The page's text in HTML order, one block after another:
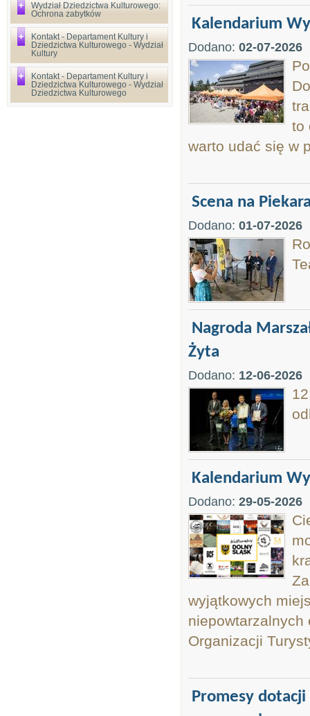
Wydział Dziedzictwa Kulturowego:
Ochrona zabytków
Kontakt - Departament Kultury i
Dziedzictwa Kulturowego - Wydział
Kultury
Kontakt - Departament Kultury i
Dziedzictwa Kulturowego - Wydział
Dziedzictwa Kulturowego
Kalendarium
Dodano: 02-07-2026
to
warto udać się w
Scena na
Dodano: 01-07-2026
Nagroda
Żyta
Dodano: 12-06-2026
Kalendarium
Dodano: 29-05-2026
wyjątkowych
niepowtarzalnych
Organizacji
Promesy